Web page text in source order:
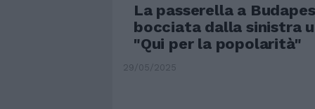
La passerella a
bocciata dalla sinistra
"Qui per la popolarità"
29/05/2025